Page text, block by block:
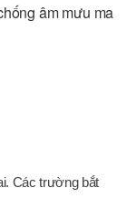
âm mưu ma
Các trường bắt